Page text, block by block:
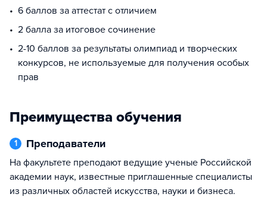
6 баллов за аттестат с отличием
2 балла за итоговое сочинение
2-10 баллов за результаты олимпиад и творческих
конкурсов, не используемые для получения особых
прав
Преимущества обучения
1 Преподаватели
На факультете преподают ведущие ученые Российской
академии наук, известные приглашенные специалисты
из различных областей искусства, науки и бизнеса.